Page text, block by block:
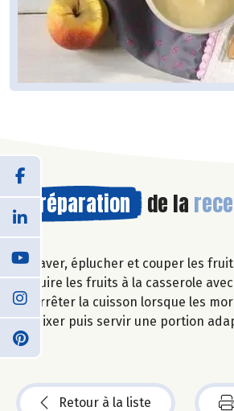
Préparation de la
Laver, éplucher et couper les
Cuire les fruits à la casserole
Arrêter la cuisson lorsque les
Mixer puis servir une portion
Retour à la liste